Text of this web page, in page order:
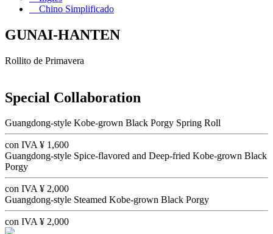
Chino Simplificado
GUNAI-HANTEN
Rollito de Primavera
Special Collaboration
Guangdong-style Kobe-grown Black Porgy Spring Roll
con IVA ¥ 1,600
Guangdong-style Spice-flavored and Deep-fried Kobe-grown Black
Porgy
con IVA ¥ 2,000
Guangdong-style Steamed Kobe-grown Black Porgy
con IVA ¥ 2,000